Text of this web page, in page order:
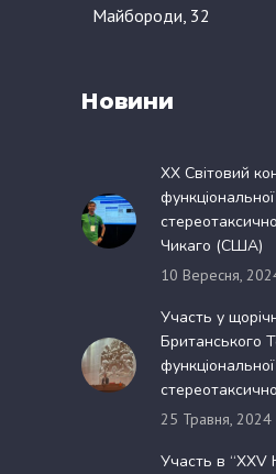
Майбороди, 32
Новини
XX Світовий
Чикаго (США)
10 Вересня,
Участь у
Британського
25 Травня, 2024
Участь в “XXV